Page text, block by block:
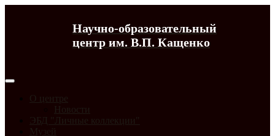
Научно-образовательный
центр им. В.П. Кащенко
О центре
Новости
ЭБД "Личные коллекции"
Музей